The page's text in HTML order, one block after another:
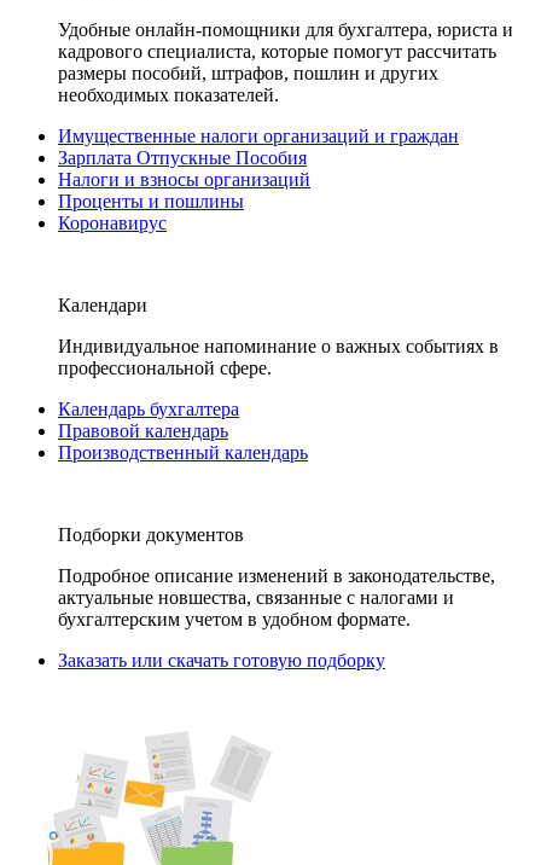
Удобные онлайн-помощники для бухгалтера, юриста и
кадрового специалиста, которые помогут рассчитать
размеры пособий, штрафов, пошлин и других
необходимых показателей.
Имущественные налоги организаций и граждан
Зарплата Отпускные Пособия
Налоги и взносы организаций
Проценты и пошлины
Коронавирус
Календари
Индивидуальное напоминание о важных событиях в
профессиональной сфере.
Календарь бухгалтера
Правовой календарь
Производственный календарь
Подборки документов
Подробное описание изменений в законодательстве,
актуальные новшества, связанные с налогами и
бухгалтерским учетом в удобном формате.
Заказать или скачать готовую подборку